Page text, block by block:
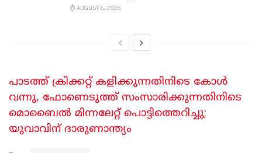
AUGUST 6, 2026
പാടത്ത് ക്രിക്കറ്റ് കളിക്കുന്നതിനിടെ കോള്‍
വന്നു, ഫോണെടുത്ത് സംസാരിക്കുന്നതിനിടെ
മൊബൈല്‍ മിന്നലേറ്റ് പൊട്ടിത്തെറിച്ചു;
യുവാവിന് ദാരുണാന്ത്യം